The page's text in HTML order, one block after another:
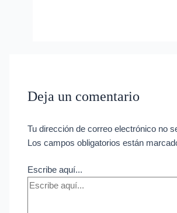
Deja un comentario
Tu dirección de correo electrónico no
Los campos obligatorios están
Escribe aquí...